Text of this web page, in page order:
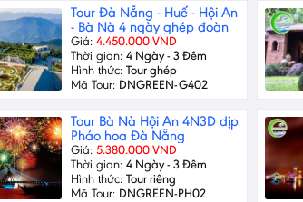
Tour Đà Nẵng - Huế - Hội An
- Bà Nà 4 ngày ghép đoàn
Giá: 4.450.000 VND
Thời gian: 4 Ngày - 3 Đêm
Hình thức: Tour ghép
Mã Tour: DNGREEN-G402
Tour Bà Nà Hội An 4N3D dịp
Pháo hoa Đà Nẵng
Giá: 5.380.000 VND
Thời gian: 4 Ngày - 3 Đêm
Hình thức: Tour riêng
Mã Tour: DNGREEN-PH02